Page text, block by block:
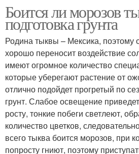
Боится ли морозов
подготовка грунта
Родина тыквы – Мексика, поэтому
хорошо переносит воздействие
имеют огромное количество
которые уберегают растение от
отлично подойдет прогретый по
грунт. Слабое освещение
росту, тонкие побеги светлеют,
количество цветков,
всего тыква боится морозов, при
попросту гниют, поэтому